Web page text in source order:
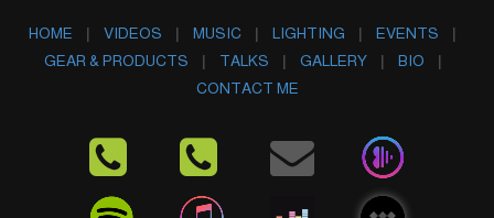
HOME VIDEOS MUSIC LIGHTING
EVENTS
GEAR & PRODUCTS
TALKS GALLERY
BIO
CONTACT ME